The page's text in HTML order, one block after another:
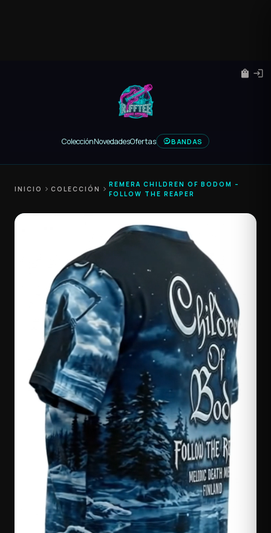
ColecciónNovedadesOfertas BANDAS
shopping_bag login
INICIO chevron_right COLECCIÓN chevron_right
REMERA CHILDREN OF BODOM –
FOLLOW THE REAPER